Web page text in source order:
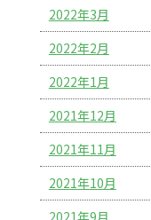
2022年3月
2022年2月
2022年1月
2021年12月
2021年11月
2021年10月